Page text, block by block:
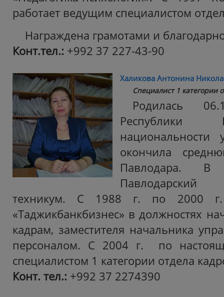
работает ведущим специалистом
Награждена грамотами и
Конт.тел.: +992 37 227-43-90
Халикова Антонина
Специалист 1 категории
Родилась
Республики
национальности
окончила
Павлодара. В
Павлодарский
техникум. С 1988 г. по 2000
«Таджикбанкбизнес» в должностях
кадрам, заместителя начальника
персоналом. С 2004 г. по
специалистом 1 категории отдела
Конт. тел.: ‎+992 37 2274390